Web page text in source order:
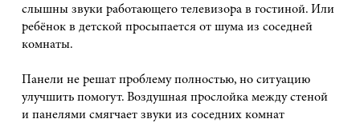
слышны звуки работающего телевизора в гостиной. Или
ребёнок в детской просыпается от шума из соседней
комнаты.
Панели не решат проблему полностью, но ситуацию
улучшить помогут. Воздушная прослойка между стеной
и панелями смягчает звуки из соседних комнат